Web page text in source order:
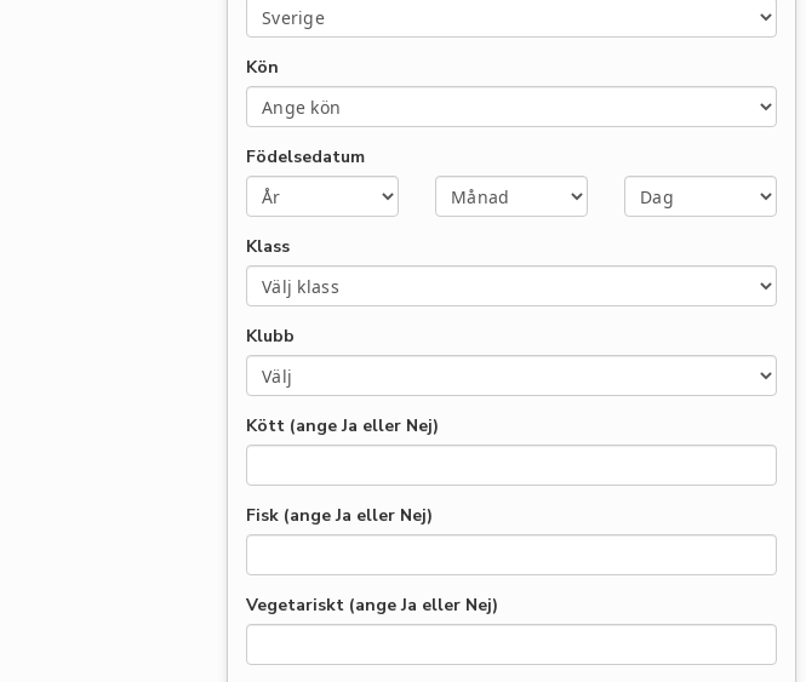
Kön
Födelsedatum
Klass
Klubb
Kött (ange Ja eller Nej)
Fisk (ange Ja eller Nej)
Vegetariskt (ange Ja eller Nej)